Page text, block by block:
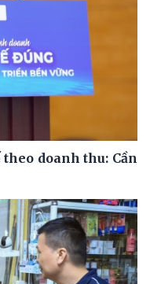
doanh thu: Cần